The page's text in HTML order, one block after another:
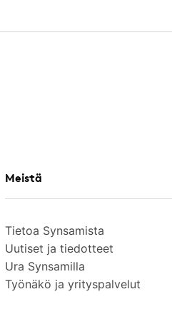
Meistä
Tietoa Synsamista
Uutiset ja tiedotteet
Ura Synsamilla
Työnäkö ja yrityspalvelut